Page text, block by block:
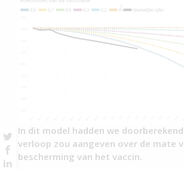
In dit model hadden we
verloop zou aangeven over de mate
bescherming van het vaccin.